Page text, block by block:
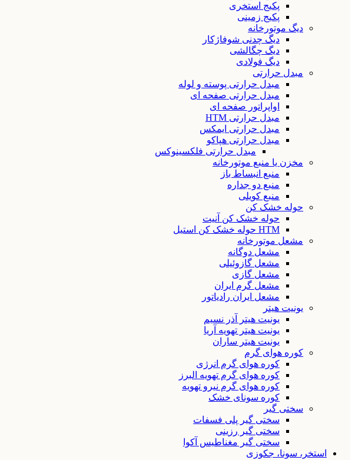
پکیج استخری
پکیج زمینی
دیگ موتورخانه
دیگ چدنی شوفاژکار
دیگ چگالشی
دیگ فولادی
مبدل حرارتی
مبدل حرارتی پوسته و لوله
مبدل حرارتی صفحه ای
اواپراتور صفحه ای
مبدل حرارتی HTM
مبدل حرارتی ایمکس
مبدل حرارتی هپاکو
مبدل حرارتی فلکسینوکس
مخزن یا منبع موتورخانه
منبع انبساط باز
منبع دو جداره
منبع کویلی
حوله خشک کن
حوله خشک کن آنیت
HTM حوله خشک کن استیل
مشعل موتورخانه
مشعل دوگانه
مشعل گازوئیلی
مشعل گازی
مشعل گرم ایران
مشعل ایران رادیاتور
یونیت هیتر
یونیت هیتر آذر نسیم
یونیت هیتر تهویه آریا
یونیت هیتر ساران
کوره هوای گرم
کوره هوای گرم انرژی
کوره هوای گرم تهویه البرز
کوره هوای گرم نیرو تهویه
کوره سونای خشک
سختی گیر
سختی گیر پلی فسفات
سختی گیر رزینی
سختی گیر مغناطیس آکوا
استخر، سونا، جکوزی